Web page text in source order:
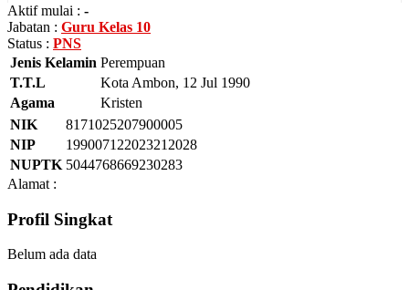
Aktif mulai : -
Jabatan : Guru Kelas 10
Status : PNS
Jenis Kelamin Perempuan
T.T.L
Kota Ambon, 12 Jul 1990
Agama
Kristen
NIK
8171025207900005
NIP
199007122023212028
NUPTK 5044768669230283
Alamat :
Profil Singkat
Belum ada data